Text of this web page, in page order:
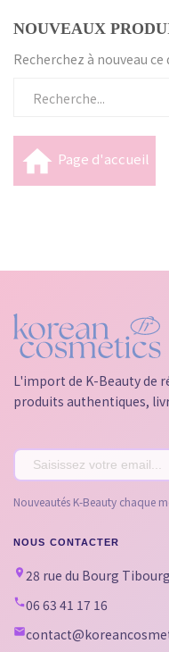
NOUVEAUX
Recherchez à nouveau
 Page d'accueil
L'import de K-Beauty de
produits authentiques,
Nouveautés K-Beauty chaque
NOUS CONTACTER
28 rue du Bourg
06 63 41 17 16